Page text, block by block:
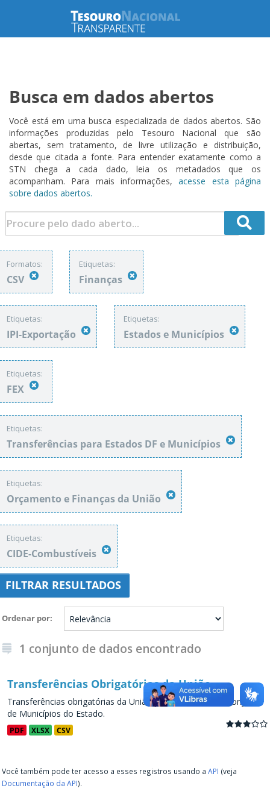
Busca em dados abertos
Você está em uma busca especializada de dados abertos. São
informações produzidas pelo Tesouro Nacional que são
abertas, sem tratamento, de livre utilização e distribuição,
desde que citada a fonte. Para entender exatamente como a
STN chega a cada dado, leia os metadados que os
acompanham. Para mais informações,acesse esta página
sobre dados abertos.
Formatos:
CSV
Etiquetas:
Finanças
Etiquetas:
IPI-Exportação
Etiquetas:
Estados e Municípios
Etiquetas:
FEX
Etiquetas:
Transferências para Estados DF e Municípios
Etiquetas:
Orçamento e Finanças da União
Etiquetas:
CIDE-Combustíveis
FILTRAR RESULTADOS
Ordenar por
1 conjunto de dados encontrado
Transferências Obrigatórias da União
Transferências obrigatórias da União para os Estados e conjunto
de Municípios do Estado.
PDF XLSX CSV
Você também pode ter acesso a esses registros usando a API (veja
Documentação da API).